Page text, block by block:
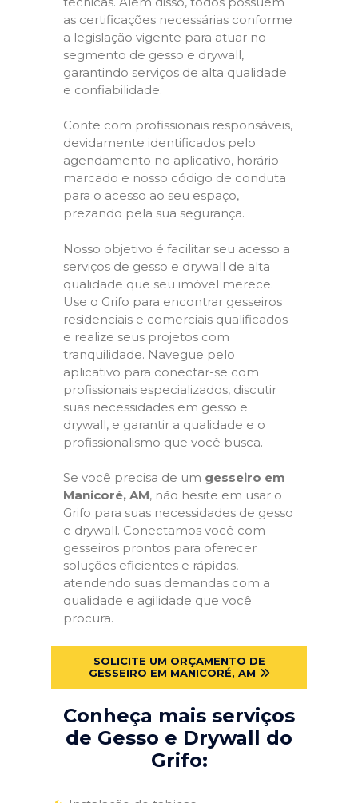
as certificações necessárias conforme
a legislação vigente para atuar no
segmento de gesso e drywall,
garantindo serviços de alta qualidade
e confiabilidade.
Conte com profissionais responsáveis,
devidamente identificados pelo
agendamento no aplicativo, horário
marcado e nosso código de conduta
para o acesso ao seu espaço,
prezando pela sua segurança.
Nosso objetivo é facilitar seu acesso a
serviços de gesso e drywall de alta
qualidade que seu imóvel merece.
Use o Grifo para encontrar gesseiros
residenciais e comerciais qualificados
e realize seus projetos com
tranquilidade. Navegue pelo
aplicativo para conectar-se com
profissionais especializados, discutir
suas necessidades em gesso e
drywall, e garantir a qualidade e o
profissionalismo que você busca.
Se você precisa de um gesseiro em
Manicoré, AM, não hesite em usar o
Grifo para suas necessidades de gesso
e drywall. Conectamos você com
gesseiros prontos para oferecer
soluções eficientes e rápidas,
atendendo suas demandas com a
qualidade e agilidade que você
procura.
SOLICITE UM ORÇAMENTO DE
GESSEIRO EM MANICORÉ, AM
Conheça mais serviços
de Gesso e Drywall do
Grifo: